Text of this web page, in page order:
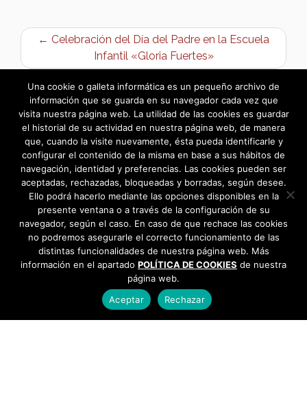
← Celebración del Día del Padre en la Escuela
Infantil «Gloria Fuertes»
Exposición pública Presupuesto General 2024 →
Una cookie o galleta informática es un pequeño archivo de
información que se guarda en su navegador cada vez que
visita nuestra página web. La utilidad de las cookies es guardar
el historial de su actividad en nuestra página web, de manera
que, cuando la visite nuevamente, ésta pueda identificarle y
configurar el contenido de la misma en base a sus hábitos de
navegación, identidad y preferencias. Las cookies pueden ser
aceptadas, rechazadas, bloqueadas y borradas, según desee.
Ello podrá hacerlo mediante las opciones disponibles en la
presente ventana o a través de la configuración de su
navegador, según el caso. En caso de que rechace las cookies
no podremos asegurarle el correcto funcionamiento de las
distintas funcionalidades de nuestra página web. Más
información en el apartado POLÍTICA DE COOKIES de nuestra
página web.
Aceptar
Rechazar